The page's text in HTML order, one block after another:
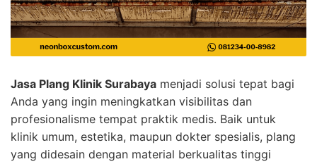
Jasa Plang Klinik Surabaya menjadi solusi tepat bagi
Anda yang ingin meningkatkan visibilitas dan
profesionalisme tempat praktik medis. Baik untuk
klinik umum, estetika, maupun dokter spesialis, plang
yang didesain dengan material berkualitas tinggi